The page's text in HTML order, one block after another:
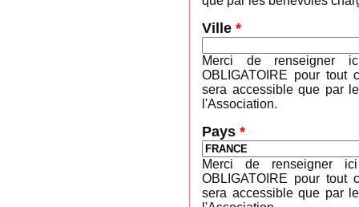
Ville *
Merci de renseigner
OBLIGATOIRE pour tout
sera accessible que par
l'Association.
Pays *
Merci de renseigner
OBLIGATOIRE pour tout
sera accessible que par